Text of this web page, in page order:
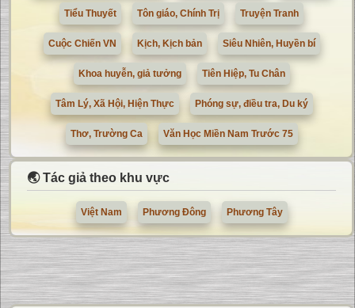
Tiểu Thuyết Tôn giáo, Chính Trị Truyện Tranh
Cuộc Chiến VN Kịch, Kịch bản Siêu Nhiên, Huyền bí
Khoa huyễn, giả tưởng Tiên Hiệp, Tu Chân
Tâm Lý, Xã Hội, Hiện Thực Phóng sự, điều tra, Du ký
Thơ, Trường Ca Văn Học Miền Nam Trước 75
🌏 Tác giả theo khu vực
Việt Nam Phương Đông Phương Tây